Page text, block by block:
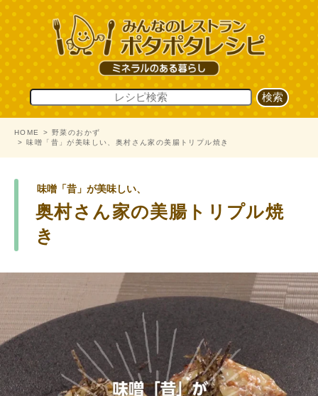
HOME
野菜のおかず
味噌「昔」が美味しい、奥村さん家の美腸トリプル焼き
味噌「昔」が美味しい、
奥村さん家の美腸トリプル焼
き